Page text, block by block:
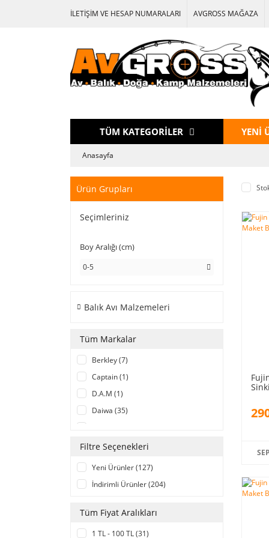
İLETİŞİM VE HESAP NUMARALARI AVGROSS MAĞAZA
TÜM KATEGORİLER YENİ
Anasayfa
Ürün Grupları
Seçimleriniz
Boy Aralığı (cm)
0-5
Balık Avı Malzemeleri
Tüm Markalar
Berkley (7)
Captain (1)
D.A.M (1)
Daiwa (35)
Ecotackle (1)
Kendo (20)
Filtre Seçenekleri
Yeni Ürünler (127)
İndirimli Ürünler (204)
Tüm Fiyat Aralıkları
1 TL - 100 TL (31)